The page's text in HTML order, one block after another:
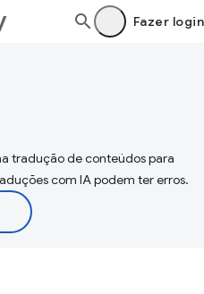
Fazer login
tradução de conteúdos para
com IA podem ter erros.